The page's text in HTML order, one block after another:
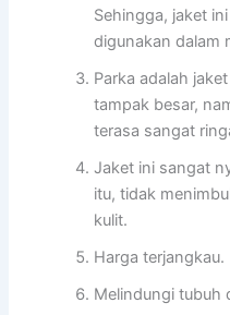
Sehingga, jaket
digunakan dalam
Parka adalah
tampak besar,
terasa sangat
Jaket ini sangat
itu, tidak
kulit.
Harga terjangkau.
Melindungi tubuh